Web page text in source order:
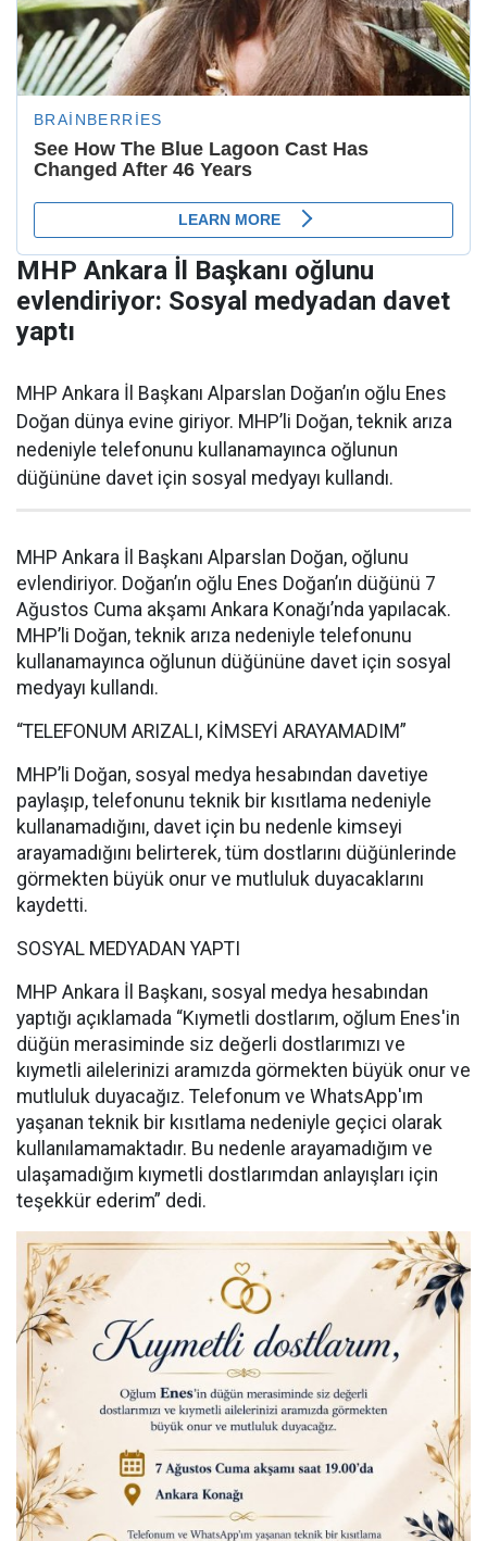
MHP Ankara İl Başkanı oğlunu
evlendiriyor: Sosyal medyadan davet
yaptı
MHP Ankara İl Başkanı Alparslan Doğan’ın oğlu Enes
Doğan dünya evine giriyor. MHP’li Doğan, teknik arıza
nedeniyle telefonunu kullanamayınca oğlunun
düğününe davet için sosyal medyayı kullandı.
MHP Ankara İl Başkanı Alparslan Doğan, oğlunu
evlendiriyor. Doğan’ın oğlu Enes Doğan’ın düğünü 7
Ağustos Cuma akşamı Ankara Konağı’nda yapılacak.
MHP’li Doğan, teknik arıza nedeniyle telefonunu
kullanamayınca oğlunun düğününe davet için sosyal
medyayı kullandı.
“TELEFONUM ARIZALI, KİMSEYİ ARAYAMADIM”
MHP’li Doğan, sosyal medya hesabından davetiye
paylaşıp, telefonunu teknik bir kısıtlama nedeniyle
kullanamadığını, davet için bu nedenle kimseyi
arayamadığını belirterek, tüm dostlarını düğünlerinde
görmekten büyük onur ve mutluluk duyacaklarını
kaydetti.
SOSYAL MEDYADAN YAPTI
MHP Ankara İl Başkanı, sosyal medya hesabından
yaptığı açıklamada “Kıymetli dostlarım, oğlum Enes'in
düğün merasiminde siz değerli dostlarımızı ve
kıymetli ailelerinizi aramızda görmekten büyük onur ve
mutluluk duyacağız. Telefonum ve WhatsApp'ım
yaşanan teknik bir kısıtlama nedeniyle geçici olarak
kullanılamamaktadır. Bu nedenle arayamadığım ve
ulaşamadığım kıymetli dostlarımdan anlayışları için
teşekkür ederim” dedi.